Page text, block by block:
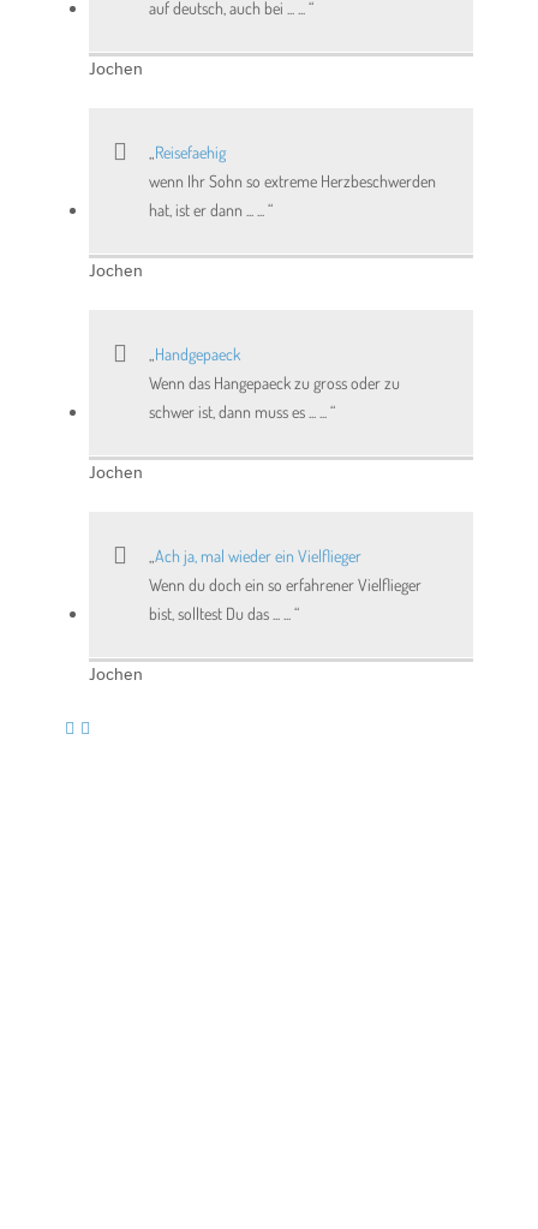
auf deutsch, auch bei ... ...
Jochen
Reisefaehig
wenn Ihr Sohn so extreme Herzbeschwerden
hat, ist er dann ... ...
Jochen
Handgepaeck
Wenn das Hangepaeck zu gross oder zu
schwer ist, dann muss es ... ...
Jochen
Ach ja, mal wieder ein Vielflieger
Wenn du doch ein so erfahrener Vielflieger
bist, solltest Du das ... ...
Jochen